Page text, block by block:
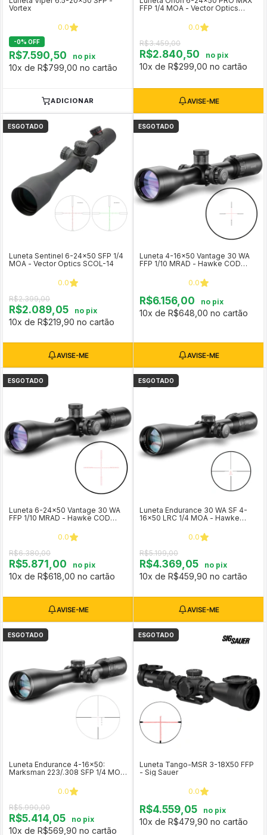
Vortex
0.0
-0% OFF
R$7.590,50 no pix
10x de R$799,00 no cartão
ADICIONAR
FFP 1/4 MOA - Vector Optics
0.0
R$3.459,00
R$2.840,50 no pix
10x de R$299,00 no cartão
ESGOTADO
Luneta Sentinel 6-24x50 SFP 1/4
MOA - Vector Optics SCOL-14
0.0
R$2.399,00
R$2.089,05 no pix
10x de R$219,90 no cartão
ESGOTADO
Luneta 4-16x50 Vantage 30 WA
FFP 1/10 MRAD - Hawke COD
0.0
R$6.156,00 no pix
10x de R$648,00 no cartão
ESGOTADO
Luneta 6-24x50 Vantage 30 WA
FFP 1/10 MRAD - Hawke COD
0.0
R$6.380,00
R$5.871,00 no pix
10x de R$618,00 no cartão
ESGOTADO
Luneta Endurance 30 WA SF 4-
16x50 LRC 1/4 MOA - Hawke
0.0
R$5.199,00
R$4.369,05 no pix
10x de R$459,90 no cartão
ESGOTADO
Luneta Endurance 4-16x50:
Marksman 223/.308 SFP 1/4 MOA
0.0
R$5.990,00
R$5.414,05 no pix
10x de R$569,90 no cartão
ESGOTADO
Luneta Tango-MSR 3-18X50 FFP
- Sig Sauer
0.0
R$4.559,05 no pix
10x de R$479,90 no cartão